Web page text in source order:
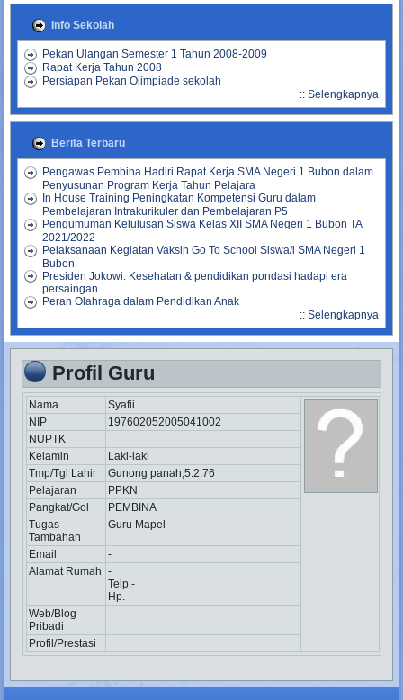
Info Sekolah
Pekan Ulangan Semester 1 Tahun 2008-2009
Rapat Kerja Tahun 2008
Persiapan Pekan Olimpiade sekolah
:: Selengkapnya
Berita Terbaru
Pengawas Pembina Hadiri Rapat Kerja SMA Negeri 1 Bubon dalam
Penyusunan Program Kerja Tahun Pelajara
In House Training Peningkatan Kompetensi Guru dalam
Pembelajaran Intrakurikuler dan Pembelajaran P5
Pengumuman Kelulusan Siswa Kelas XII SMA Negeri 1 Bubon TA
2021/2022
Pelaksanaan Kegiatan Vaksin Go To School Siswa/i SMA Negeri 1
Bubon
Presiden Jokowi: Kesehatan & pendidikan pondasi hadapi era
persaingan
Peran Olahraga dalam Pendidikan Anak
:: Selengkapnya
Profil Guru
Nama
Syafii
NIP
197602052005041002
NUPTK
Kelamin
Laki-laki
Tmp/Tgl Lahir
Gunong panah,5.2.76
Pelajaran
PPKN
Pangkat/Gol
PEMBINA
Tugas
Tambahan
Guru Mapel
Email
-
Alamat Rumah
-
Telp.-
Hp.-
Web/Blog
Pribadi
Profil/Prestasi